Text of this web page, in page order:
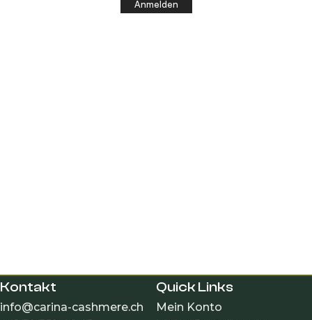
Anmelden
Kontakt
info@carina-cashmere.ch
Quick Links
Mein Konto